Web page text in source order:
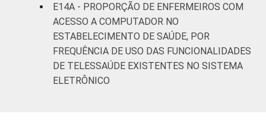
E14A - PROPORÇÃO DE ENFERMEIROS COM
ACESSO A COMPUTADOR NO
ESTABELECIMENTO DE SAÚDE, POR
FREQUÊNCIA DE USO DAS FUNCIONALIDADES
DE TELESSAÚDE EXISTENTES NO SISTEMA
ELETRÔNICO